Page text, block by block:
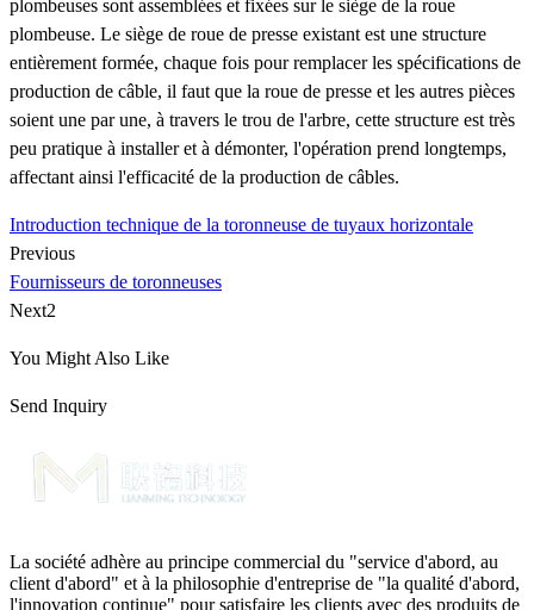
plombeuses sont assemblées et fixées sur le siège de la roue
plombeuse. Le siège de roue de presse existant est une structure
entièrement formée, chaque fois pour remplacer les spécifications de
production de câble, il faut que la roue de presse et les autres pièces
soient une par une, à travers le trou de l'arbre, cette structure est très
peu pratique à installer et à démonter, l'opération prend longtemps,
affectant ainsi l'efficacité de la production de câbles.
Introduction technique de la toronneuse de tuyaux horizontale
Previous
Fournisseurs de toronneuses
Next2
You Might Also Like
Send Inquiry
La société adhère au principe commercial du "service d'abord, au
client d'abord" et à la philosophie d'entreprise de "la qualité d'abord,
l'innovation continue" pour satisfaire les clients avec des produits de